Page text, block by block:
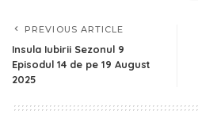
PREVIOUS ARTICLE
Insula Iubirii Sezonul 9
Episodul 14 de pe 19 August
2025